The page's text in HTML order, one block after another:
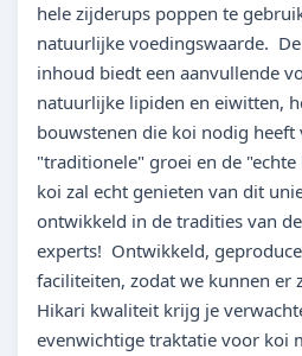
hele zijderups poppen te
natuurlijke voedingswaarde.
inhoud biedt een aanvullende
natuurlijke lipiden en eiwitten,
bouwstenen die koi nodig heeft
"traditionele" groei en de
koi zal echt genieten van dit
ontwikkeld in de tradities van
experts! Ontwikkeld,
faciliteiten, zodat we kunnen er
Hikari kwaliteit krijg je
evenwichtige traktatie voor koi